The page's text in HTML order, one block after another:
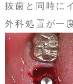
抜歯と同時に
外科処置が一